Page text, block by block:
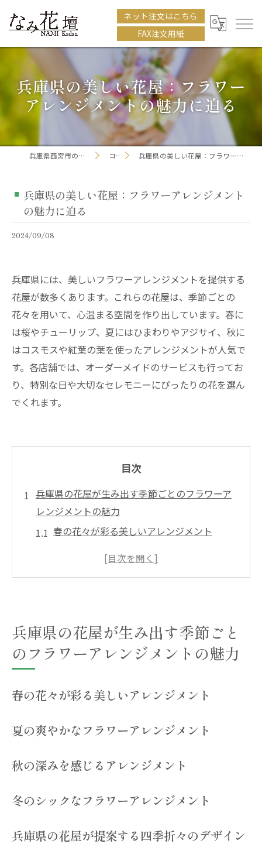
ネット注文はこちら
FAX注文用紙
兵庫県の美しい花屋：フラワー
アレンジメントの魅力に迫る
兵庫県西宮市の花屋ならなみ花壇 コラム 兵庫県の美しい花屋：フラワーアレンジメントの魅力に迫る
兵庫県の美しい花屋：フラワーアレンジメント
の魅力に迫る
2024/09/08
兵庫県には、美しいフラワーアレンジメントを提供する
花屋が数多くあります。これらの花屋は、季節ごとの
花々を用いて、心温まる空間を作り出しています。春に
は桜やチューリップ、夏にはひまわりやアジサイ、秋に
はコスモスや紅葉の葉を使ったアレンジメントが人気で
す。各店舗では、オーダーメイドのサービスも行ってお
り、特別な日や大切なセレモニーにぴったりの花を選ん
でくれます。
目次
兵庫県の花屋が生み出す季節ごとのフラワーア
レンジメントの魅力
春の花々が彩る美しいアレンジメント
夏の爽やかなフラワーアレンジメント
ン
季節ごとの花選びのポイント
心を込めたフラワーアレンジメントの魅力
地元の花を使ったアレンジメントの魅力
例
ギフトとしてのフラワーアレンジメント
花屋が提案する春の桜とチューリップのフラワ
兵庫県の花屋が生み出す季節ごと
のフラワーアレンジメントの魅力
春の花々が彩る美しいアレンジメント
夏の爽やかなフラワーアレンジメント
秋の深みを感じるアレンジメント
冬のシックなフラワーアレンジメント
兵庫県の花屋が提案する四季折々のデザイン